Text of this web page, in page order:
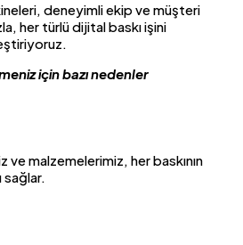
deneyimli ekip ve müşteri
her türlü dijital baskı işini
için bazı nedenler
ve malzemelerimiz, her baskının
sağlar.